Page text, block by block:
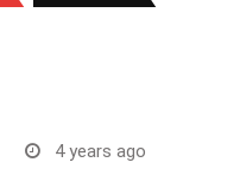
4 years ago